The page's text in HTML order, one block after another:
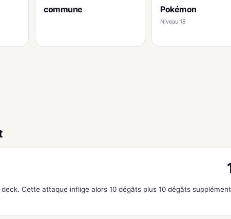
commune Pokémon
Niveau 18
Cette attaque inflige alors 10 dégâts plus 10 dégâts